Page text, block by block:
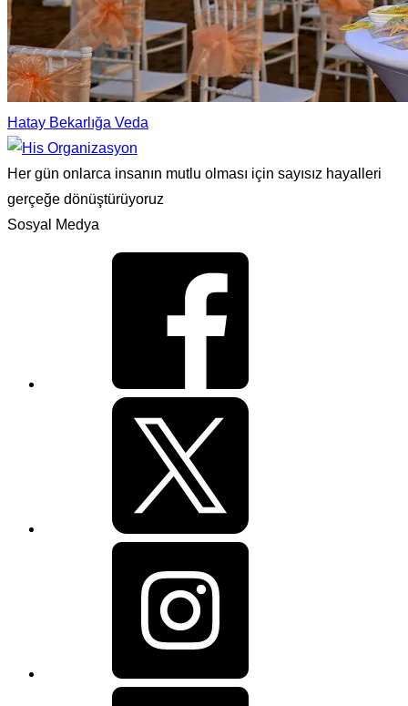
Hatay Bekarlığa Veda
Her gün onlarca insanın mutlu olması için sayısız hayalleri
gerçeğe dönüştürüyoruz
Sosyal Medya